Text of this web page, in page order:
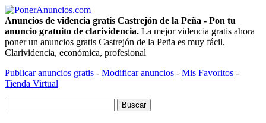
Anuncios de videncia gratis Castrejón de la Peña - Pon tu
anuncio gratuito de clarividencia. La mejor videncia gratis ahora
poner un anuncios gratis Castrejón de la Peña es muy fácil.
Clarividencia, económica, profesional
Publicar anuncios gratis - Modificar anuncios - Mis Favoritos -
Tienda Virtual